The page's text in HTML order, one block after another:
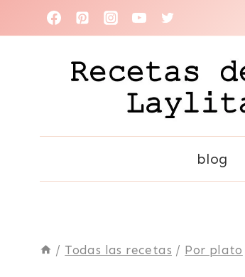
al
blog
/ Todas las recetas / Por plato